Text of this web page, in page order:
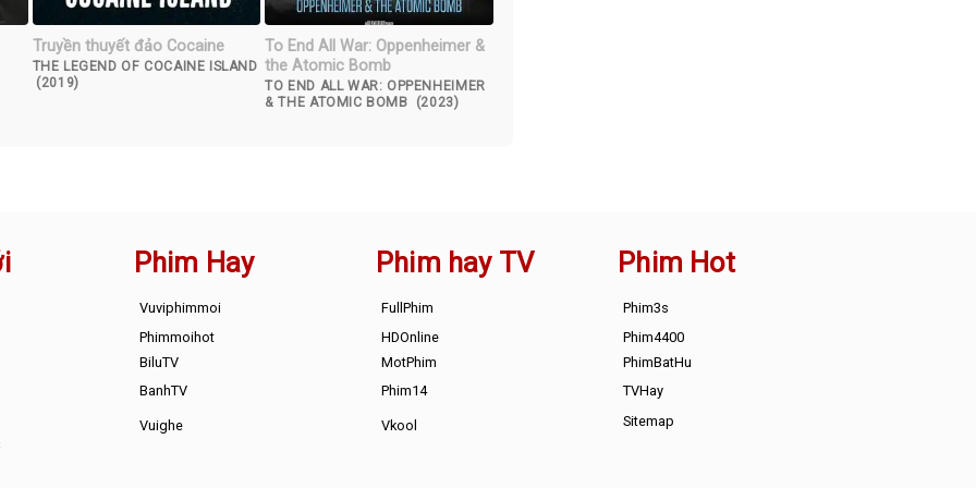
Truyền thuyết đảo Cocaine
THE LEGEND OF COCAINE ISLAND
(2019)
To End All War: Oppenheimer &
the Atomic Bomb
TO END ALL WAR: OPPENHEIMER
& THE ATOMIC BOMB (2023)
Phim Hay
Vuviphimmoi
Phimmoihot
BiluTV
BanhTV
Vuighe
Phim hay TV
FullPhim
HDOnline
MotPhim
Phim14
Vkool
Phim Hot
Phim3s
Phim4400
PhimBatHu
TVHay
Sitemap